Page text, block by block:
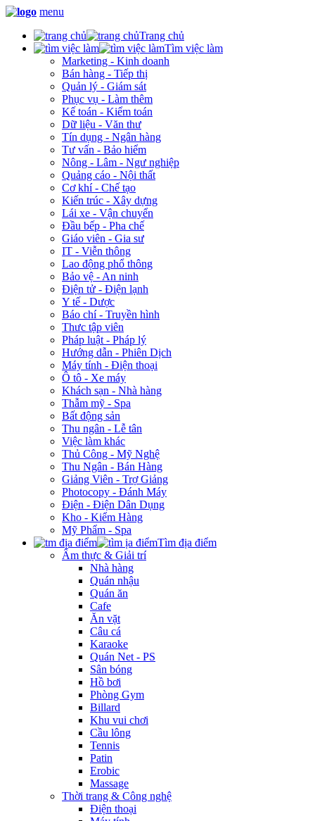
menu
Trang chủ
Tìm việc làm
Marketing - Kinh doanh
Bán hàng - Tiếp thị
Quản lý - Giám sát
Phục vụ - Làm thêm
Kế toán - Kiểm toán
Dữ liệu - Văn thư
Tín dụng - Ngân hàng
Tư vấn - Bảo hiểm
Nông - Lâm - Ngư nghiệp
Quảng cáo - Nội thất
Cơ khí - Chế tạo
Kiến trúc - Xây dựng
Lái xe - Vận chuyển
Đầu bếp - Pha chế
Giáo viên - Gia sư
IT - Viễn thông
Lao động phổ thông
Bảo vệ - An ninh
Điện tử - Điện lạnh
Y tế - Dược
Báo chí - Truyền hình
Thưc tập viên
Pháp luật - Pháp lý
Hướng dẫn - Phiên Dịch
Máy tính - Điện thoại
Ô tô - Xe máy
Khách sạn - Nhà hàng
Thẫm mỹ - Spa
Bất động sản
Thu ngân - Lễ tân
Việc làm khác
Thủ Công - Mỹ Nghệ
Thu Ngân - Bán Hàng
Giảng Viên - Trợ Giảng
Photocopy - Đánh Máy
Điện - Điện Dân Dụng
Kho - Kiểm Hàng
Mỹ Phẩm - Spa
Tìm địa điểm
Ẩm thực & Giải trí
Nhà hàng
Quán nhậu
Quán ăn
Cafe
Ăn vặt
Câu cá
Karaoke
Quán Net - PS
Sân bóng
Hồ bơi
Phòng Gym
Billard
Khu vui chơi
Cầu lông
Tennis
Patin
Erobic
Massage
Thời trang & Công nghệ
Điện thoại